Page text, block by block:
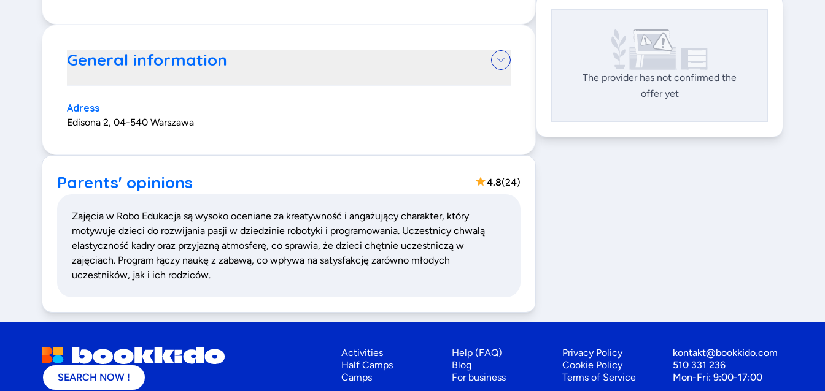
General information
Adress
Edisona 2, 04-540 Warszawa
Parents' opinions 4.8(24)
Zajęcia w Robo Edukacja są wysoko oceniane za kreatywność i angażujący charakter, który
motywuje dzieci do rozwijania pasji w dziedzinie robotyki i programowania. Uczestnicy chwalą
elastyczność kadry oraz przyjazną atmosferę, co sprawia, że dzieci chętnie uczestniczą w
zajęciach. Program łączy naukę z zabawą, co wpływa na satysfakcję zarówno młodych
uczestników, jak i ich rodziców.
The provider has not confirmed the
offer yet
SEARCH NOW !
Activities
Half Camps
Camps
Help (FAQ)
Blog
For business
Privacy Policy
Cookie Policy
Terms of Service
kontakt@bookkido.com
510 331 236
Mon-Fri: 9:00-17:00